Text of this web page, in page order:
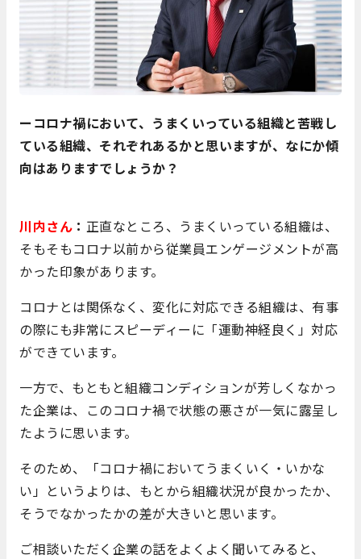
ーコロナ禍において、うまくいっている組織と苦戦し
ている組織、それぞれあるかと思いますが、なにか傾
向はありますでしょうか？
川内さん ： 正直なところ、うまくいっている組織は、
そもそもコロナ以前から従業員エンゲージメントが高
かった印象があります。
コロナとは関係なく、変化に対応できる組織は、有事
の際にも非常にスピーディーに「運動神経良く」対応
ができています。
一方で、もともと組織コンディションが芳しくなかっ
た企業は、このコロナ禍で状態の悪さが一気に露呈し
たように思います。
そのため、「コロナ禍においてうまくいく・いかな
い」というよりは、もとから組織状況が良かったか、
そうでなかったかの差が大きいと思います。
ご相談いただく企業の話をよくよく聞いてみると、